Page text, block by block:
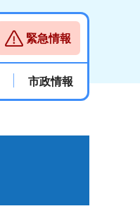
緊急情報
市政情報